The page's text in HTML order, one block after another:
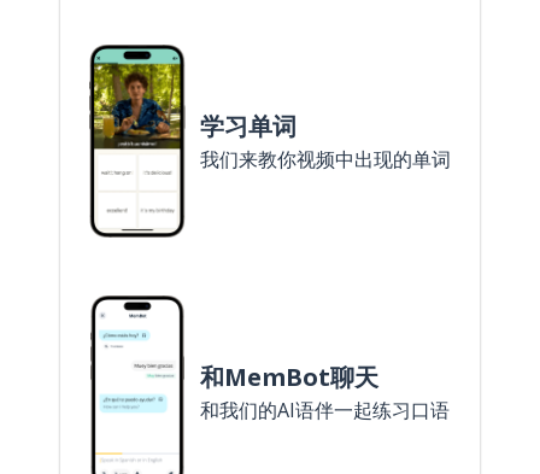
学习单词
我们来教你视频中出现的单词
和MemBot聊天
和我们的AI语伴一起练习口语